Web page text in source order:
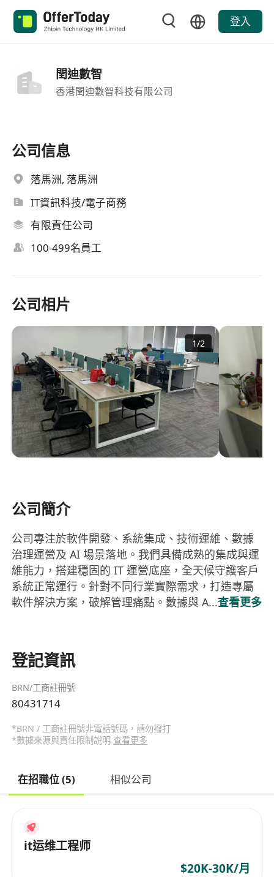
登入
閏迪數智
香港閏迪數智科技有限公司
公司信息
落馬洲, 落馬洲
IT資訊科技/電子商務
有限責任公司
100-499名員工
公司相片
1/2
公司簡介
公司專注於軟件開發、系統集成、技術運維、數據
治理運營及 AI 場景落地。我們具備成熟的集成與運
維能力，搭建穩固的 IT 運營底座，全天候守護客戶
系統正常運行。針對不同行業實際需求，打造專屬
軟件解決方案，破解管理痛點。數據與 A...查看更多
登記資訊
BRN/工商註冊號
80431714
*BRN / 工商註冊號非電話號碼，請勿撥打
*數據來源與責任限制說明 查看更多
在招職位 (5) 相似公司
it运维工程师
$20K-30K/月